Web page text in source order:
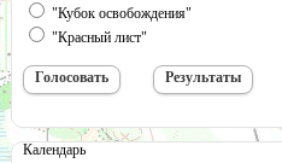
"Кубок освобождения"
"Красный лист"
Календарь